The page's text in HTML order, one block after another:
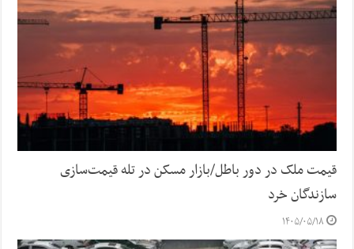
قیمت ملک در دور باطل/بازار مسکن در تله قیمت‌سازی
سازندگان خرد
۱۴۰۵/۰۵/۱۸